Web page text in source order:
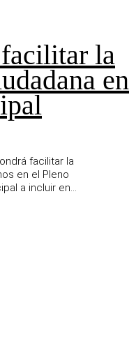
la
en
facilitar la
en el Pleno
a incluir en...